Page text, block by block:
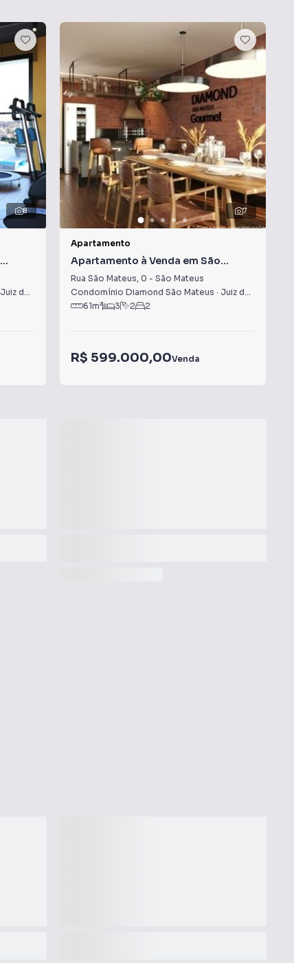
8
Juiz de Fora
7
Apartamento
Apartamento à Venda em São
Mateus
Rua São Mateus, 0 - São Mateus
Condomínio Diamond São Mateus · Juiz de Fora
61m² 3 2 2
R$ 599.000,00Venda